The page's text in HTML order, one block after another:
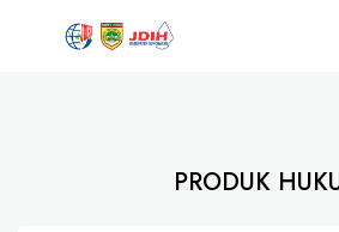
PRODUK